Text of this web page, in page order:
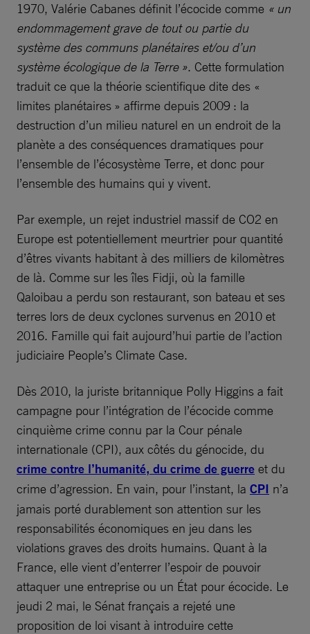
1970, Valérie Cabanes définit l’écocide comme « un
endommagement grave de tout ou partie du
système des communs planétaires et/ou d’un
système écologique de la Terre ». Cette formulation
traduit ce que la théorie scientifique dite des «
limites planétaires » affirme depuis 2009 : la
destruction d’un milieu naturel en un endroit de la
planète a des conséquences dramatiques pour
l’ensemble de l’écosystème Terre, et donc pour
l’ensemble des humains qui y vivent.
Par exemple, un rejet industriel massif de CO2 en
Europe est potentiellement meurtrier pour quantité
d’êtres vivants habitant à des milliers de kilomètres
de là. Comme sur les îles Fidji, où la famille
Qaloibau a perdu son restaurant, son bateau et ses
terres lors de deux cyclones survenus en 2010 et
2016. Famille qui fait aujourd’hui partie de l’action
judiciaire People’s Climate Case.
Dès 2010, la juriste britannique Polly Higgins a fait
campagne pour l’intégration de l’écocide comme
cinquième crime connu par la Cour pénale
internationale (CPI), aux côtés du génocide, du
crime contre l’humanité, du crime de guerre et du
crime d’agression. En vain, pour l’instant, la CPI n’a
jamais porté durablement son attention sur les
responsabilités économiques en jeu dans les
violations graves des droits humains. Quant à la
France, elle vient d’enterrer l’espoir de pouvoir
attaquer une entreprise ou un État pour écocide. Le
jeudi 2 mai, le Sénat français a rejeté une
proposition de loi visant à introduire cette